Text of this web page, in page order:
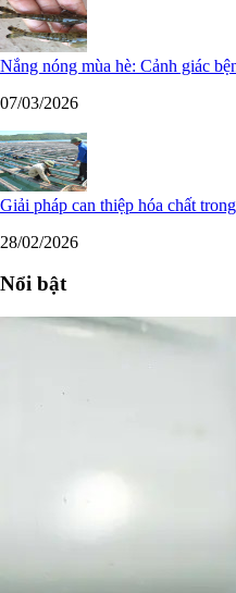
Nắng nóng mùa hè: Cảnh giác
07/03/2026
Giải pháp can thiệp hóa chất
28/02/2026
Nổi bật